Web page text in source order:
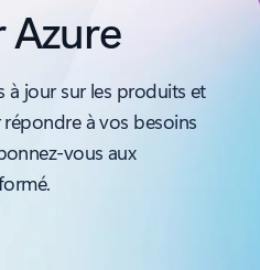
Azure
à jour sur les produits et
à vos besoins
vous aux